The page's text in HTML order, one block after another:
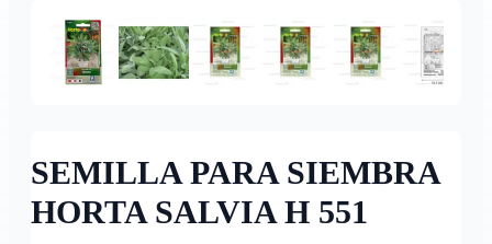
SEMILLA PARA SIEMBRA
HORTA SALVIA H 551